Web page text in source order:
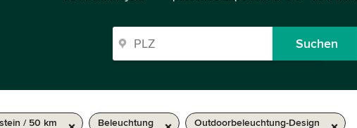
Suchen
/ 50 km Beleuchtung Outdoorbeleuchtung-Design